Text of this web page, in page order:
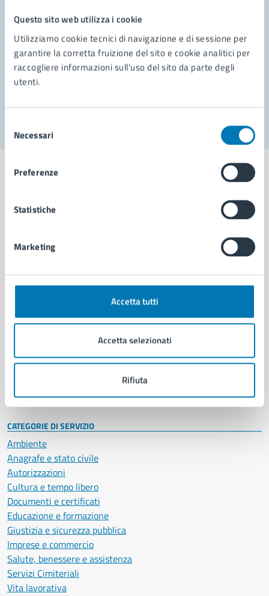
Questo sito web utilizza i cookie
Utilizziamo cookie tecnici di navigazione e di sessione per
garantire la corretta fruizione del sito e cookie analitici per
raccogliere informazioni sull'uso del sito da parte degli
utenti.
delNecessari
Preferenze
Statistiche
Marketing
Accetta tutti
Accetta selezionati
Rifiuta
Richiedi assistenza
Prenota appuntamento
Problemi in città
Comune di Napoli
AMMINISTRAZIONE
Organi di governo
Enti e fondazioni
Personale amministrativo
Intranet, posta aziendale e protocollo
CATEGORIE DI SERVIZIO
Ambiente
Anagrafe e stato civile
Autorizzazioni
Cultura e tempo libero
Documenti e certificati
Educazione e formazione
Giustizia e sicurezza pubblica
Imprese e commercio
Salute, benessere e assistenza
Servizi Cimiteriali
Vita lavorativa